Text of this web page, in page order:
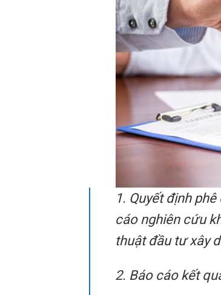
1. Quyết định
cáo nghiên cứu
thuật đầu tư xây
2. Báo cáo kết